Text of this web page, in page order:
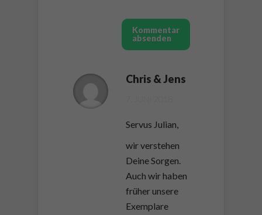
Kommentar
absenden
Chris & Jens
Servus Julian,
wir verstehen
Deine Sorgen.
Auch wir haben
früher unsere
Exemplare